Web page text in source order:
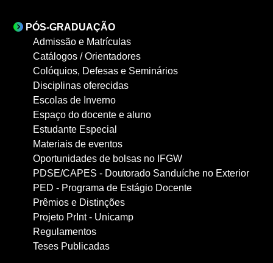
PÓS-GRADUAÇÃO
Admissão e Matrículas
Catálogos / Orientadores
Colóquios, Defesas e Seminários
Disciplinas oferecidas
Escolas de Inverno
Espaço do docente e aluno
Estudante Especial
Materiais de eventos
Oportunidades de bolsas no IFGW
PDSE/CAPES - Doutorado Sanduíche no Exterior
PED - Programa de Estágio Docente
Prêmios e Distinções
Projeto PrInt - Unicamp
Regulamentos
Teses Publicadas